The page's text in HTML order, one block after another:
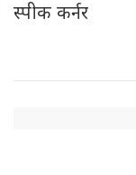
स्पीक कर्नर